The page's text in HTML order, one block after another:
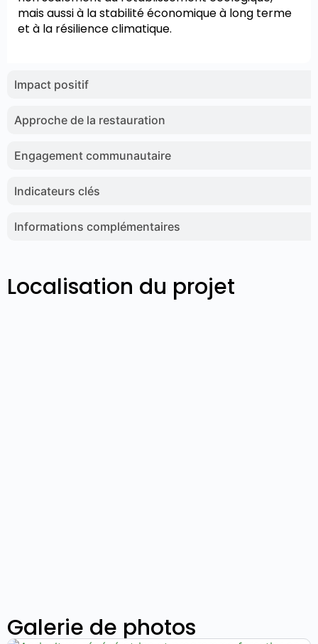
Impact positif
Approche de la restauration
Engagement communautaire
Indicateurs clés
Informations complémentaires
mais aussi à la stabilité économique à long terme
et à la résilience climatique.
Localisation du projet
Galerie de photos